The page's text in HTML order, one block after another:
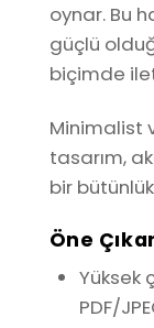
oynar. Bu
güçlü
biçimde
Minimalist
tasarım,
bir
Öne
Yüksek
PDF/